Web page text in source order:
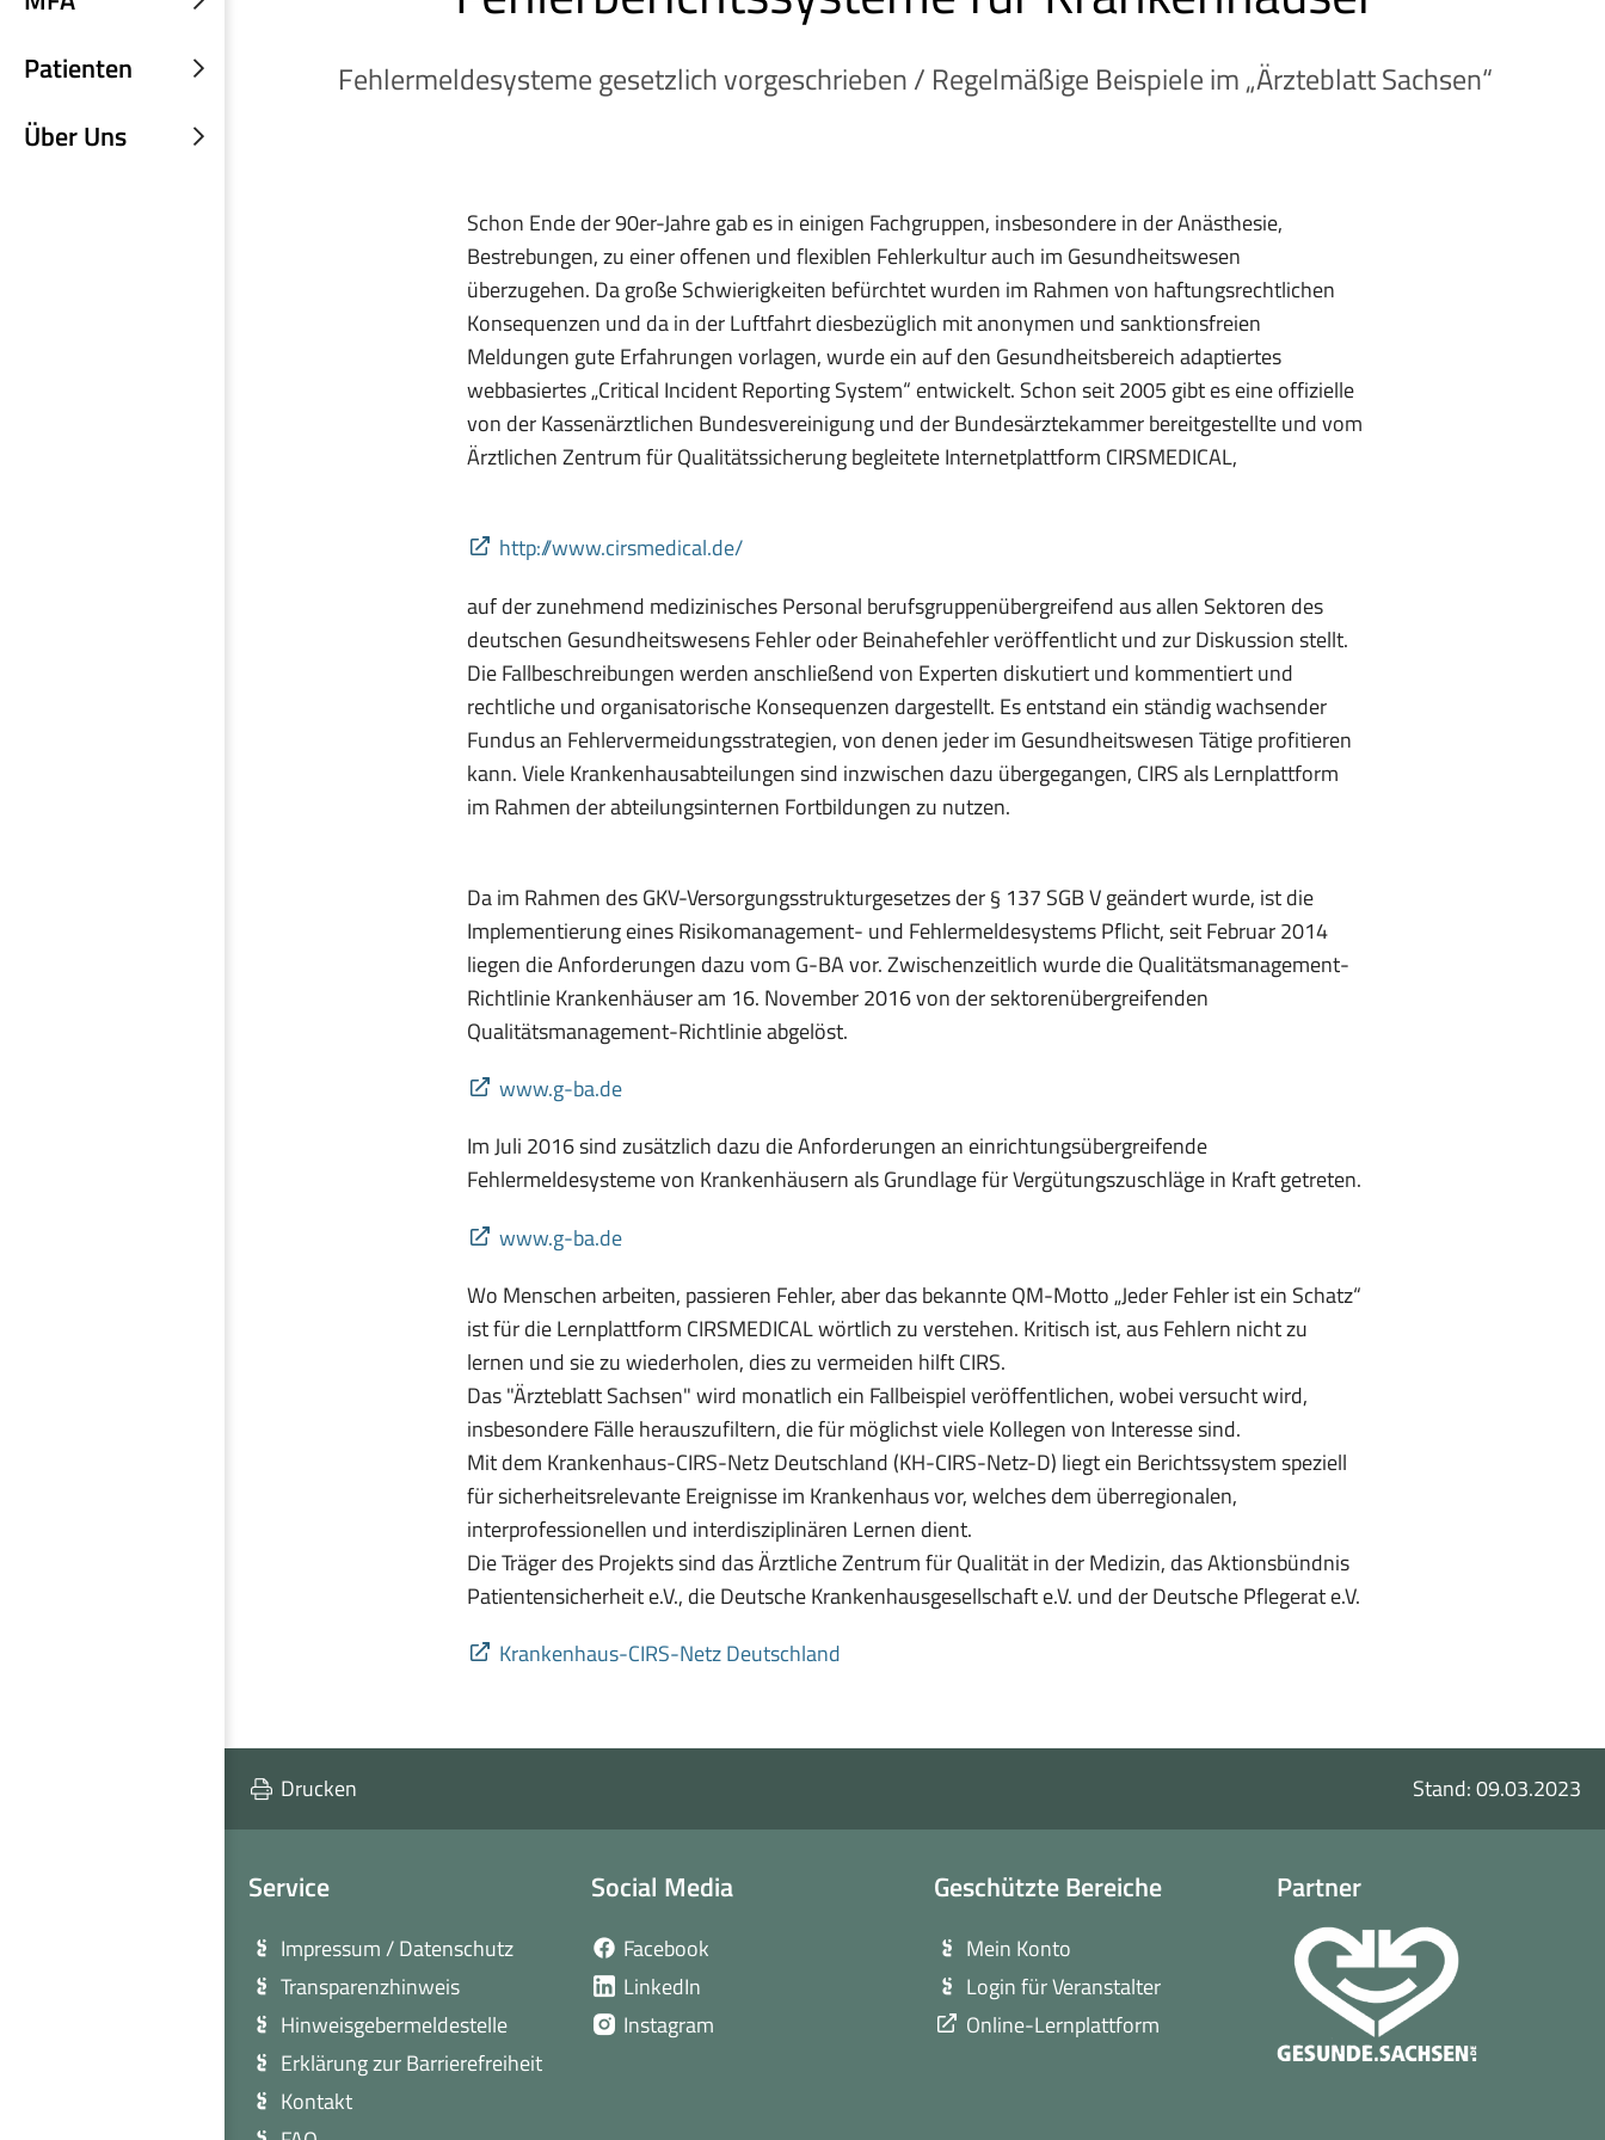
Untermenü
Patienten
Untermenü
Über Uns
Untermenü
Fehlermeldesysteme gesetzlich vorgeschrieben / Regelmäßige Beispiele im „Ärzteblatt Sachsen“
Schon Ende der 90er-Jahre gab es in einigen Fachgruppen, insbesondere in der Anästhesie,
Bestrebungen, zu einer offenen und flexiblen Fehlerkultur auch im Gesundheitswesen
überzugehen. Da große Schwierigkeiten befürchtet wurden im Rahmen von haftungsrechtlichen
Konsequenzen und da in der Luftfahrt diesbezüglich mit anonymen und sanktionsfreien
Meldungen gute Erfahrungen vorlagen, wurde ein auf den Gesundheitsbereich adaptiertes
webbasiertes „Critical Incident Reporting System“ entwickelt. Schon seit 2005 gibt es eine offizielle
von der Kassenärztlichen Bundesvereinigung und der Bundesärztekammer bereitgestellte und vom
Ärztlichen Zentrum für Qualitätssicherung begleitete Internetplattform CIRSMEDICAL,
http://www.cirsmedical.de/(öffnet
neuem
Fenster)
auf der zunehmend medizinisches Personal berufsgruppenübergreifend aus allen Sektoren des
deutschen Gesundheitswesens Fehler oder Beinahefehler veröffentlicht und zur Diskussion stellt.
Die Fallbeschreibungen werden anschließend von Experten diskutiert und kommentiert und
rechtliche und organisatorische Konsequenzen dargestellt. Es entstand ein ständig wachsender
Fundus an Fehlervermeidungsstrategien, von denen jeder im Gesundheitswesen Tätige profitieren
kann. Viele Krankenhausabteilungen sind inzwischen dazu übergegangen, CIRS als Lernplattform
im Rahmen der abteilungsinternen Fortbildungen zu nutzen.
Da im Rahmen des GKV-Versorgungsstrukturgesetzes der § 137 SGB V geändert wurde, ist die
Implementierung eines Risikomanagement- und Fehlermeldesystems Pflicht, seit Februar 2014
liegen die Anforderungen dazu vom G-BA vor. Zwischenzeitlich wurde die Qualitätsmanagement-
Richtlinie Krankenhäuser am 16. November 2016 von der sektorenübergreifenden
Qualitätsmanagement-Richtlinie abgelöst.
www.g-ba.de(öffnet
neuem
Fenster)
Im Juli 2016 sind zusätzlich dazu die Anforderungen an einrichtungsübergreifende
Fehlermeldesysteme von Krankenhäusern als Grundlage für Vergütungszuschläge in Kraft getreten.
www.g-ba.de(öffnet
neuem
Fenster)
Wo Menschen arbeiten, passieren Fehler, aber das bekannte QM-Motto „Jeder Fehler ist ein Schatz“
ist für die Lernplattform CIRSMEDICAL wörtlich zu verstehen. Kritisch ist, aus Fehlern nicht zu
lernen und sie zu wiederholen, dies zu vermeiden hilft CIRS.
Das "Ärzteblatt Sachsen" wird monatlich ein Fallbeispiel veröffentlichen, wobei versucht wird,
insbesondere Fälle herauszufiltern, die für möglichst viele Kollegen von Interesse sind.
Mit dem Krankenhaus-CIRS-Netz Deutschland (KH-CIRS-Netz-D) liegt ein Berichtssystem speziell
für sicherheitsrelevante Ereignisse im Krankenhaus vor, welches dem überregionalen,
interprofessionellen und interdisziplinären Lernen dient.
Die Träger des Projekts sind das Ärztliche Zentrum für Qualität in der Medizin, das Aktionsbündnis
Patientensicherheit e.V., die Deutsche Krankenhausgesellschaft e.V. und der Deutsche Pflegerat e.V.
Krankenhaus-CIRS-Netz Deutschland
Fenster)
Drucken
Stand: 09.03.2023
Service
Impressum / Datenschutz
Transparenzhinweis
Hinweisgebermeldestelle
Erklärung zur Barrierefreiheit
Kontakt
Social Media
Facebook
neuem
LinkedIn
in
Instagram
Geschützte Bereiche
Mein Konto
Login für Veranstalter
Online-Lernplattform
Partner